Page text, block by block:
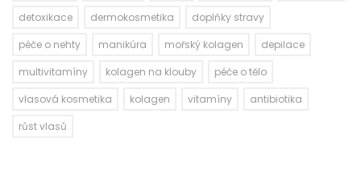
detoxikace
dermokosmetika
doplňky stravy
péče o nehty
manikúra mořský kolagen
depilace
multivitamíny
kolagen na klouby
péče o tělo
vlasová kosmetika
kolagen vitamíny
antibiotika
růst vlasů